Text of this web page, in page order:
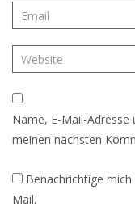
Name, E-Mail-
meinen nächsten
Benachrichtige
Mail.